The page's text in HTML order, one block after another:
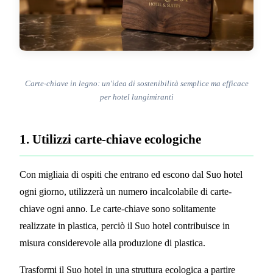
Carte-chiave in legno: un'idea di sostenibilità semplice ma efficace
per hotel lungimiranti
1. Utilizzi carte-chiave ecologiche
Con migliaia di ospiti che entrano ed escono dal Suo hotel
ogni giorno, utilizzerà un numero incalcolabile di carte-
chiave ogni anno. Le carte-chiave sono solitamente
realizzate in plastica, perciò il Suo hotel contribuisce in
misura considerevole alla produzione di plastica.
Trasformi il Suo hotel in una struttura ecologica a partire